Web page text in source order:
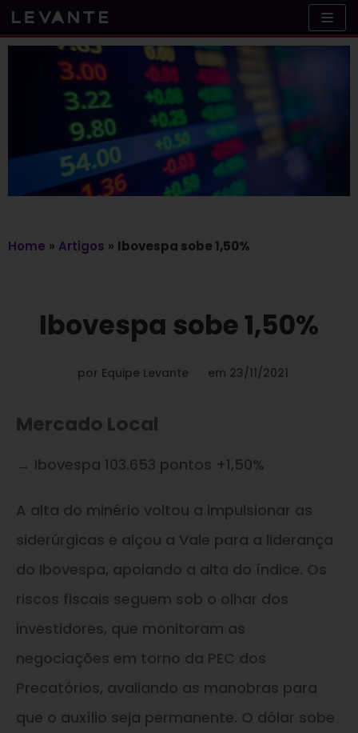
Skip
to
content
Home » Artigos » Ibovespa sobe 1,50%
Ibovespa sobe 1,50%
por Equipe Levante em 23/11/2021
Mercado Local
→ Ibovespa 103.653 pontos +1,50%
A alta do minério voltou a impulsionar as
siderúrgicas e alçou a Vale para a liderança
do Ibovespa, apoiando a alta do índice. Os
riscos fiscais seguem sob o olhar dos
investidores, que monitoram as
negociações em torno da PEC dos
Precatórios, avaliando as manobras para
que o auxílio seja permanente. O dólar sobe